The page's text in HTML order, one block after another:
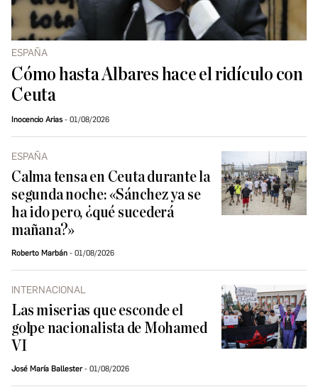
ESPAÑA
Cómo hasta Albares hace el ridículo con
Ceuta
Inocencio Arias 01/08/2026
ESPAÑA
Calma tensa en Ceuta durante la
segunda noche: «Sánchez ya se
ha ido pero, ¿qué sucederá
mañana?»
Roberto Marbán 01/08/2026
INTERNACIONAL
Las miserias que esconde el
golpe nacionalista de Mohamed
VI
José María Ballester 01/08/2026